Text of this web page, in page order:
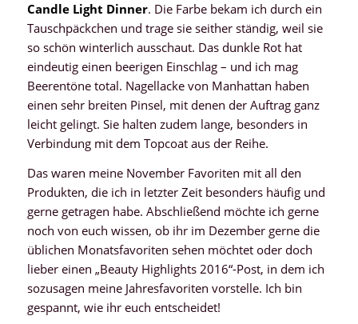
Candle Light Dinner. Die Farbe bekam ich durch ein
Tauschpäckchen und trage sie seither ständig, weil sie
so schön winterlich ausschaut. Das dunkle Rot hat
eindeutig einen beerigen Einschlag – und ich mag
Beerentöne total. Nagellacke von Manhattan haben
einen sehr breiten Pinsel, mit denen der Auftrag ganz
leicht gelingt. Sie halten zudem lange, besonders in
Verbindung mit dem Topcoat aus der Reihe.
Das waren meine November Favoriten mit all den
Produkten, die ich in letzter Zeit besonders häufig und
gerne getragen habe. Abschließend möchte ich gerne
noch von euch wissen, ob ihr im Dezember gerne die
üblichen Monatsfavoriten sehen möchtet oder doch
lieber einen „Beauty Highlights 2016“-Post, in dem ich
sozusagen meine Jahresfavoriten vorstelle. Ich bin
gespannt, wie ihr euch entscheidet!